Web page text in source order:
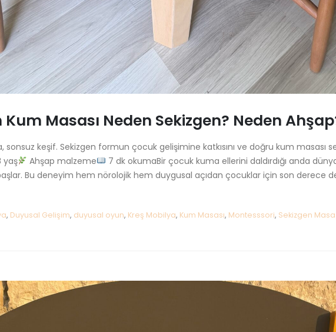
Kum Masası Neden Sekizgen? Neden
sonsuz keşif. Sekizgen formun çocuk gelişimine katkısını ve doğru kum masası
yaş Ahşap malzeme
7 dk okumaBir çocuk kuma ellerini daldırdığı anda
Bu deneyim hem nörolojik hem duygusal açıdan çocuklar için son derece
, Duyusal Gelişim, duyusal oyun, Kreş Mobilya, Kum Masası, Montesssori, Sekizgen Masa